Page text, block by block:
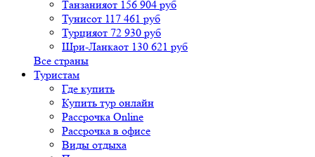
Танзанияот 156 904 руб
Тунисот 117 461 руб
Турцияот 72 930 руб
Шри-Ланкаот 130 621 руб
Все страны
Туристам
Где купить
Купить тур онлайн
Рассрочка Online
Рассрочка в офисе
Виды отдыха